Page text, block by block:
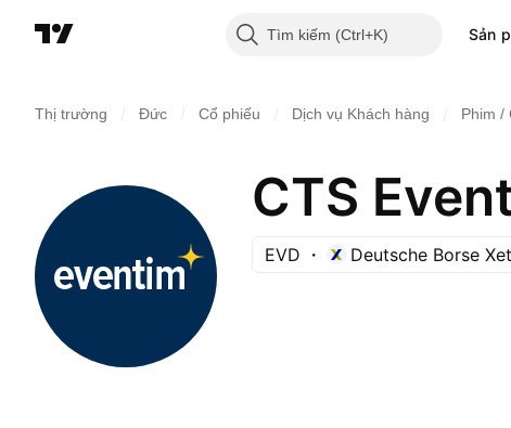
Tìm kiếm Sản
Thị trường Đức Cổ phiếu Dịch vụ Khách hàng Phim /
CTS
EVD Deutsche Borse